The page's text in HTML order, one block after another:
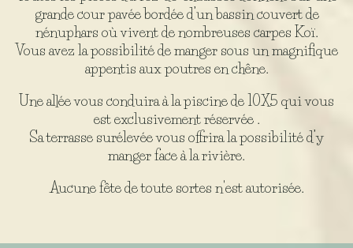
grande cour pavée bordée d’un bassin couvert de
nénuphars où vivent de nombreuses carpes Koï.
Vous avez la possibilité de manger sous un magnifique
appentis aux poutres en chêne.
Une allée vous conduira à la piscine de 10X5 qui vous
est exclusivement réservée .
Sa terrasse surélevée vous offrira la possibilité d’y
manger face à la rivière.
Aucune fête de toute sortes n'est autorisée.